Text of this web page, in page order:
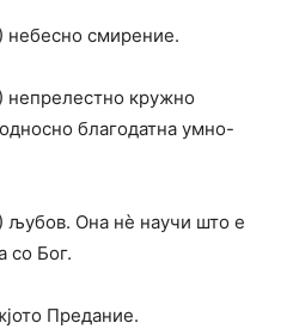
небесно смирение.
непрелестно кружно
благодатна умно-
љубов. Она нѐ научи што е
со Бог.
Предание.